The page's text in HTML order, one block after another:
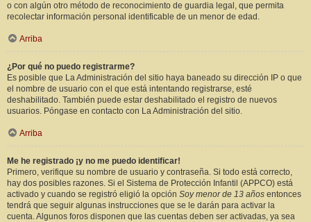
o con algún otro método de reconocimiento de guardia legal, que permita
recolectar información personal identificable de un menor de edad.
Arriba
¿Por qué no puedo registrarme?
Es posible que La Administración del sitio haya baneado su dirección IP o que
el nombre de usuario con el que está intentando registrarse, esté
deshabilitado. También puede estar deshabilitado el registro de nuevos
usuarios. Póngase en contacto con La Administración del sitio.
Arriba
Me he registrado ¡y no me puedo identificar!
Primero, verifique su nombre de usuario y contraseña. Si todo está correcto,
hay dos posibles razones. Si el Sistema de Protección Infantil (APPCO) está
activado y cuando se registró eligió la opción Soy menor de 13 años entonces
tendrá que seguir algunas instrucciones que se le darán para activar la
cuenta. Algunos foros disponen que las cuentas deben ser activadas, ya sea